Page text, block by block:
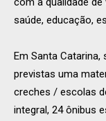
saúde, educação,
Em Santa
previstas uma
creches / escolas
integral, 24 ônibus